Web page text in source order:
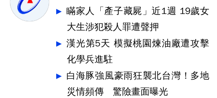
瞞家人「產子藏屍」近1週 19歲女
大生涉犯殺人罪遭聲押
漢光第5天 模擬桃園煉油廠遭攻擊
化學兵進駐
白海豚強風豪雨狂襲北台灣！多地
災情頻傳 驚險畫面曝光